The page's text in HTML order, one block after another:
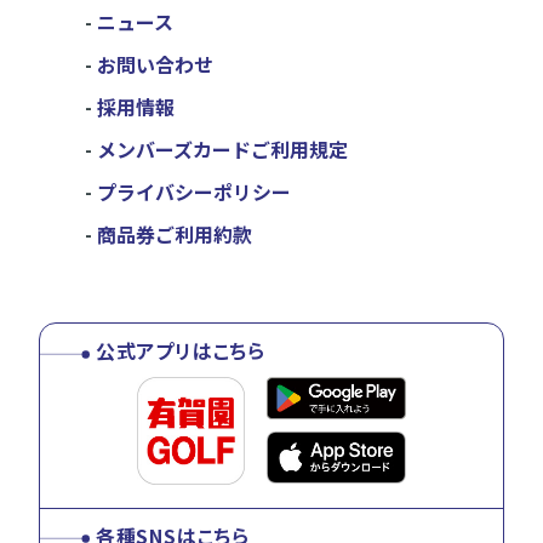
ニュース
お問い合わせ
採用情報
メンバーズカードご利用規定
プライバシーポリシー
商品券ご利用約款
公式アプリはこちら
各種SNSはこちら